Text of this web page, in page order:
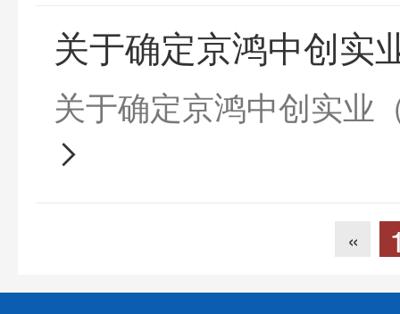
关于确定京鸿中创实
关于确定京鸿中创实业
唱协会培训项目合作方
«